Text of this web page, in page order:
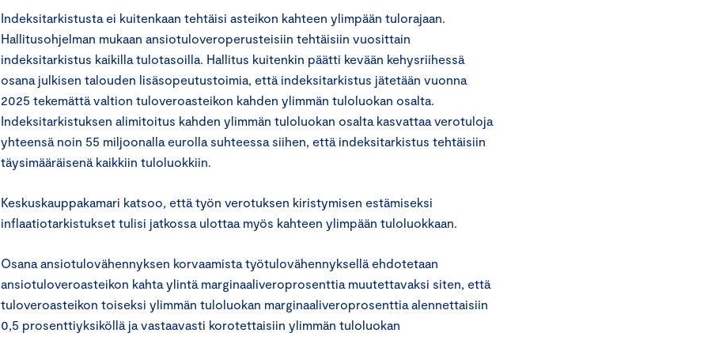
Indeksitarkistusta ei kuitenkaan tehtäisi asteikon kahteen ylimpään tulorajaan.
Hallitusohjelman mukaan ansiotuloveroperusteisiin tehtäisiin vuosittain
indeksitarkistus kaikilla tulotasoilla. Hallitus kuitenkin päätti kevään kehysriihessä
osana julkisen talouden lisäsopeutustoimia, että indeksitarkistus jätetään vuonna
2025 tekemättä valtion tuloveroasteikon kahden ylimmän tuloluokan osalta.
Indeksitarkistuksen alimitoitus kahden ylimmän tuloluokan osalta kasvattaa verotuloja
yhteensä noin 55 miljoonalla eurolla suhteessa siihen, että indeksitarkistus tehtäisiin
täysimääräisenä kaikkiin tuloluokkiin.
Keskuskauppakamari katsoo, että työn verotuksen kiristymisen estämiseksi
inflaatiotarkistukset tulisi jatkossa ulottaa myös kahteen ylimpään tuloluokkaan.
Osana ansiotulovähennyksen korvaamista työtulovähennyksellä ehdotetaan
ansiotuloveroasteikon kahta ylintä marginaaliveroprosenttia muutettavaksi siten, että
tuloveroasteikon toiseksi ylimmän tuloluokan marginaaliveroprosenttia alennettaisiin
0,5 prosenttiyksiköllä ja vastaavasti korotettaisiin ylimmän tuloluokan